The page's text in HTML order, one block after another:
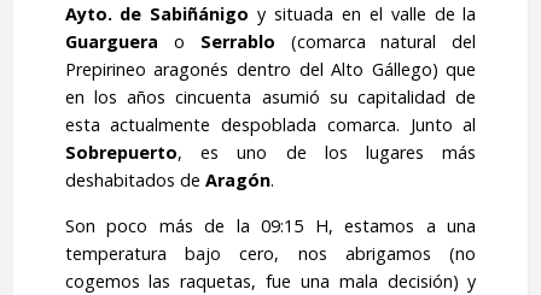
Ayto. de Sabiñánigo y situada en el valle de la
Guarguera o Serrablo (comarca natural del
Prepirineo aragonés dentro del Alto Gállego) que
en los años cincuenta asumió su capitalidad de
esta actualmente despoblada comarca. Junto al
Sobrepuerto, es uno de los lugares más
deshabitados de Aragón.
Son poco más de la 09:15 H, estamos a una
temperatura bajo cero, nos abrigamos (no
cogemos las raquetas, fue una mala decisión) y